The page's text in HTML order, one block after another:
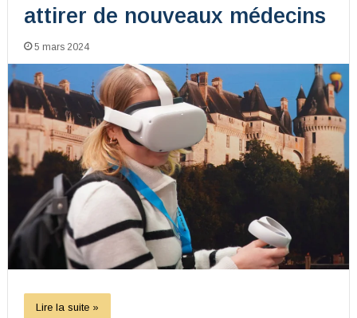
attirer de nouveaux médecins
5 mars 2024
Lire la suite »